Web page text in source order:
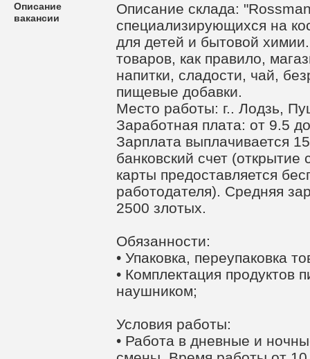
Описание
вакансии
Описание склада:
специализирующихся на
для детей и бытовой
товаров, как правило,
напитки, сладости, чай,
пищевые добавки.
Место работы: г.. Лодзь,
Заработная плата: от 9.5
Зарплата выплачивается
банковский счет (открытие
карты предоставляется
работодателя). Средняя
2500 злотых.
Обязанности:
• Упаковка, переупаковка
• Комплектация продуктов
наушником;
Условия работы:
• Работа в дневные и